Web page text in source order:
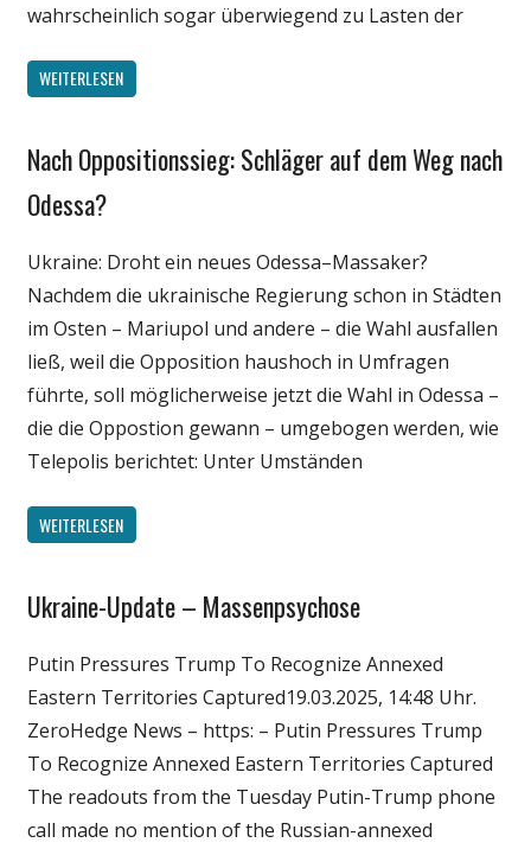
wahrscheinlich sogar überwiegend zu Lasten der
WEITERLESEN
Gesellschaft
Medien
Nach Oppositionssieg: Schläger auf dem Weg nach
Odessa?
Ukraine: Droht ein neues Odessa–Massaker?
Nachdem die ukrainische Regierung schon in Städten
im Osten – Mariupol und andere – die Wahl ausfallen
ließ, weil die Opposition haushoch in Umfragen
führte, soll möglicherweise jetzt die Wahl in Odessa –
die die Oppostion gewann – umgebogen werden, wie
Telepolis berichtet: Unter Umständen
WEITERLESEN
Gesellschaft
Politik
Wirtschaft
Wissenschaft
Ukraine-Update – Massenpsychose
Putin Pressures Trump To Recognize Annexed
Eastern Territories Captured19.03.2025, 14:48 Uhr.
ZeroHedge News – https: – Putin Pressures Trump
To Recognize Annexed Eastern Territories Captured
The readouts from the Tuesday Putin-Trump phone
call made no mention of the Russian-annexed